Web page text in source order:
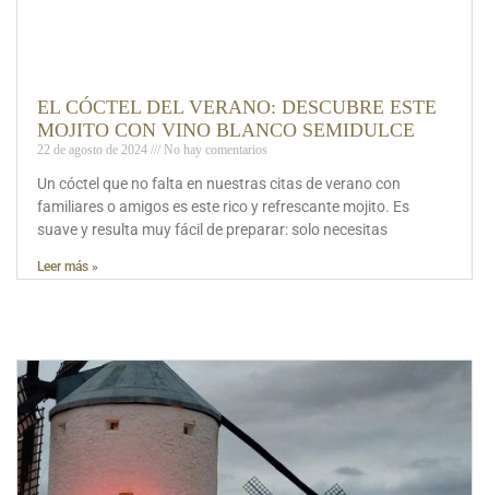
EL CÓCTEL DEL VERANO: DESCUBRE ESTE
MOJITO CON VINO BLANCO SEMIDULCE
22 de agosto de 2024 No hay comentarios
Un cóctel que no falta en nuestras citas de verano con
familiares o amigos es este rico y refrescante mojito. Es
suave y resulta muy fácil de preparar: solo necesitas
Leer más »